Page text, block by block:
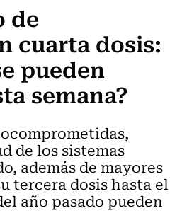
de
cuarta dosis:
pueden
semana?
de los sistemas
además de mayores
tercera dosis hasta el
año pasado pueden